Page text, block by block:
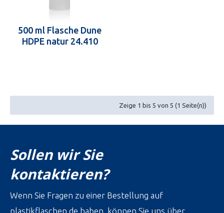
500 ml Flasche Dune
HDPE natur 24.410
Zeige 1 bis 5 von 5 (1 Seite(n))
Sollen wir Sie
kontaktieren?
Wenn Sie Fragen zu einer Bestellung auf
plastikflaschen.de haben, können Sie uns über